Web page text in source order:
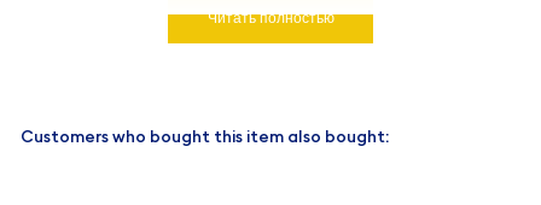
Читать полностью
Customers who bought this item also bought: